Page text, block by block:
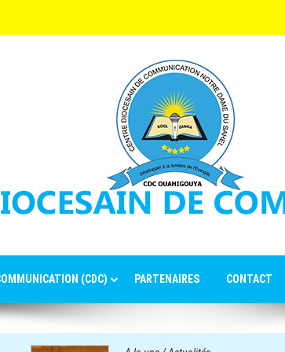
(CDC) PARTENAIRES CONTACT